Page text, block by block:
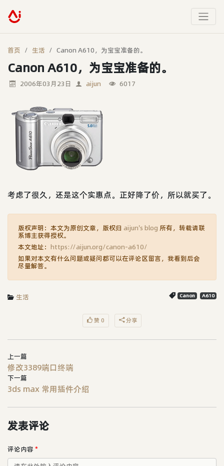
首页 生活 Canon A610，为宝宝准备的。
Canon A610，为宝宝准备的。
2006年03月23日 aijun 6017
考虑了很久，还是这个实惠点。正好降了价，所以就买了。
版权声明：本文为原创文章，版权归 aijun's blog 所有，转载请联
系博主获得授权。
本文地址： https://aijun.org/canon-a610/
如果对本文有什么问题或疑问都可以在评论区留言，我看到后会
尽量解答。
生活 Canon A610
赞 0 分享
上一篇
修改3389端口终端
下一篇
3ds max 常用插件介绍
发表评论
评论内容 *